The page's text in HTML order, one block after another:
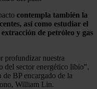
contempla también la
así como estudiar el
de petróleo y gas
profundizar nuestra
del sector energético libio",
BP encargado de la
William Lin.